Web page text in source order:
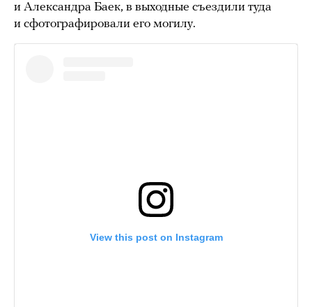
и Александра Баек, в выходные съездили туда
и сфотографировали его могилу.